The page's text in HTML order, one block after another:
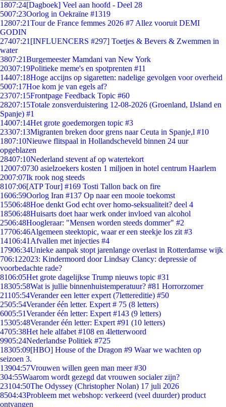
1807:24[Dagboek] Veel aan hoofd - Deel 28
5007:23Oorlog in Oekraïne #1319
12807:21Tour de France femmes 2026 #7 Allez vooruit DEMI
GODIN
27407:21 [INFLUENCERS #297] Toetjes & Bevers & Zwemmen in
water
3807:21Burgemeester Mamdani van New York
20307:19Politieke meme's en spotprenten #11
14407:18Hoge accijns op sigaretten: nadelige gevolgen voor overheid
5007:17Hoe kom je van egels af?
23707:15Frontpage Feedback Topic #60
28207:15Totale zonsverduistering 12-08-2026 (Groenland, IJsland en
Spanje) #1
14007:14Het grote goedemorgen topic #3
23307:13Migranten breken door grens naar Ceuta in Spanje,l #10
1807:10Nieuwe flitspaal in Hollandscheveld binnen 24 uur
opgeblazen
28407:10Nederland stevent af op watertekort
12007:0730 asielzoekers kosten 1 miljoen in hotel centrum Haarlem
2007:07Ik rook nog steeds
8107:06[ATP Tour] #169 Tosti Tallon back on fire
1606:59Oorlog Iran #137 Op naar een mooie toekomst
15506:48Hoe denkt God echt over homo-seksualiteit? deel 4
18506:48Huisarts doet haar werk onder invloed van alcohol
2506:48Hoogleraar: "Mensen worden steeds dommer" #2
17706:46Algemeen steektopic, waar er een steekje los zit #3
14106:41 Afvallen met injecties #4
17906:34Unieke aanpak stopt jarenlange overlast in Rotterdamse wijk
706:122023: Kindermoord door Lindsay Clancy: depressie of
voorbedachte rade?
8106:05Het grote dagelijkse Trump nieuws topic #31
18305:58Wat is jullie binnenhuistemperatuur? #81 Horrorzomer
21105:54Verander een letter expert (7lettereditie) #50
2505:54Verander één letter. Expert # 75 (8 letters)
6005:51Verander één letter: Expert #143 (9 letters)
15305:48Verander één letter: Expert #91 (10 letters)
4705:38Het hele alfabet #108 en 4letterwoord
9905:24Nederlandse Politiek #725
18305:09[HBO] House of the Dragon #9 Waar we wachten op
seizoen 3.
13904:57Vrouwen willen geen man meer #30
304:55Waarom wordt gezegd dat vrouwen socialer zijn?
23104:50The Odyssey (Christopher Nolan) 17 juli 2026
8504:43Probleem met webshop: verkeerd (veel duurder) product
ontvangen